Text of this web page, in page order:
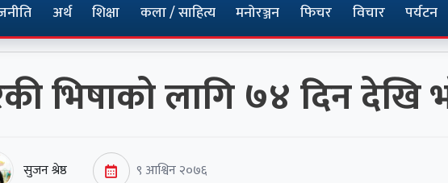
अर्थ शिक्षा कला / साहित्य मनोरञ्जन फिचर विचार पर्यटन
भिषाको लागि ७४ दिन
सुजन श्रेष्ठ ९ आश्विन २०७६